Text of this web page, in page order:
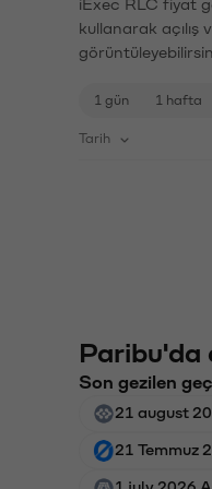
kullanarak açılış
1 gün 1 hafta
Tarih
Paribu'da
Son gezilen
21 august
21 Temmuz
1 july 2026